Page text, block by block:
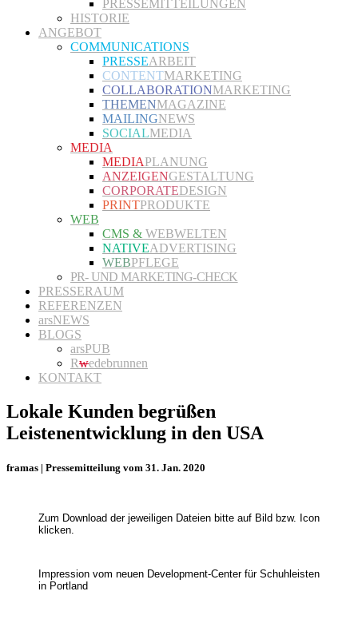
PRESSEMITTEILUNGEN
HISTORIE
ANGEBOT
COMMUNICATIONS
PRESSEARBEIT
CONTENTMARKETING
COLLABORATIONMARKETING
THEMENMAGAZINE
MAILINGNEWS
SOCIALMEDIA
MEDIA
MEDIAPLANUNG
ANZEIGENGESTALTUNG
CORPORATEDESIGN
PRINTPRODUKTE
WEB
CMS & WEBWELTEN
NATIVEADVERTISING
WEBPFLEGE
PR- UND MARKETING-CHECK
PRESSERAUM
REFERENZEN
arsNEWS
BLOGS
arsPUB
Rwedebrunnen
KONTAKT
Lokale Kunden begrüßen
Leistenentwicklung in den USA
framas | Pressemitteilung vom 31. Jan. 2020
Zum Download der jeweiligen Dateien bitte auf Bild bzw. Icon
klicken.
Impression vom neuen Development-Center für Schuhleisten
in Portland